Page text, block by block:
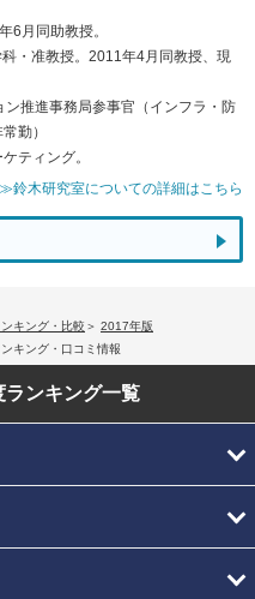
6月同助教授。
・准教授。2011年4月同教授、現
推進事務局参事官（インフラ・防
勤）
ティング。
≫鈴木研究室についての詳細はこちら
キング・比較
2017年版
キング・口コミ情報
ランキング一覧